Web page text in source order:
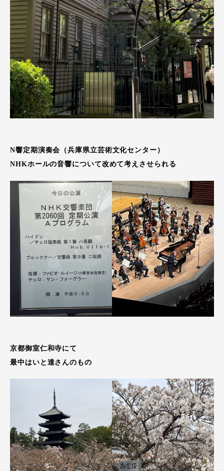
N響定期演奏会（兵庫県立芸術文化センター）
NHKホールの音響について改めて考えさせられる
京都御室仁和寺にて
最中はいと達さんのもの